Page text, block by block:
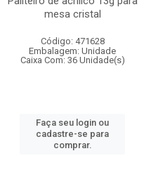
mesa cristal
Código: 471628
Embalagem: Unidade
Caixa Com: 36 Unidade(s)
Faça seu login ou
cadastre-se para
comprar.